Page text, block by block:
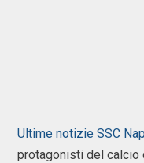
Ultime notizie SSC
protagonisti del calcio